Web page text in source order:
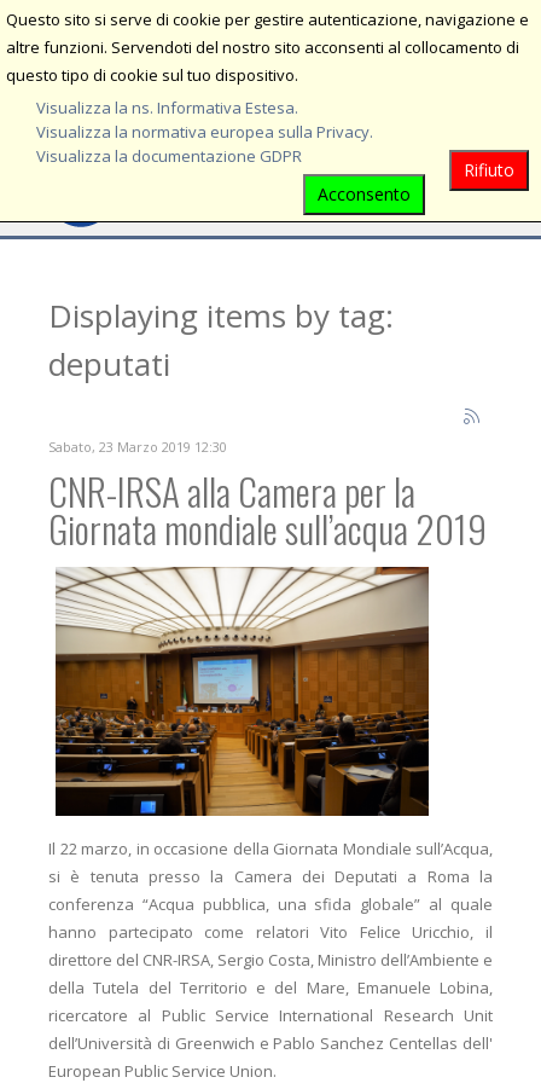
MENU
Displaying items by tag:
deputati
Sabato, 23 Marzo 2019 12:30
CNR-IRSA alla Camera per la
Giornata mondiale sull’acqua 2019
Il 22 marzo, in occasione della Giornata Mondiale sull’Acqua,
si è tenuta presso la Camera dei Deputati a Roma la
conferenza “Acqua pubblica, una sfida globale” al quale
hanno partecipato come relatori Vito Felice Uricchio, il
direttore del CNR-IRSA, Sergio Costa, Ministro dell’Ambiente e
della Tutela del Territorio e del Mare, Emanuele Lobina,
ricercatore al Public Service International Research Unit
dell’Università di Greenwich e Pablo Sanchez Centellas dell'
European Public Service Union.
Questo sito si serve di cookie per gestire autenticazione, navigazione e
altre funzioni. Servendoti del nostro sito acconsenti al collocamento di
questo tipo di cookie sul tuo dispositivo.
Visualizza la ns. Informativa Estesa.
Visualizza la normativa europea sulla Privacy.
Visualizza la documentazione GDPR
Rifiuto
Acconsento